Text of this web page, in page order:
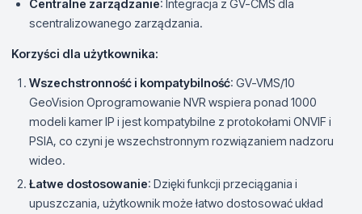
Centralne zarządzanie: Integracja z GV-CMS dla
scentralizowanego zarządzania.
Korzyści dla użytkownika:
Wszechstronność i kompatybilność: GV-VMS/10
GeoVision Oprogramowanie NVR wspiera ponad 1000
modeli kamer IP i jest kompatybilne z protokołami ONVIF i
PSIA, co czyni je wszechstronnym rozwiązaniem nadzoru
wideo.
Łatwe dostosowanie: Dzięki funkcji przeciągania i
upuszczania, użytkownik może łatwo dostosować układ